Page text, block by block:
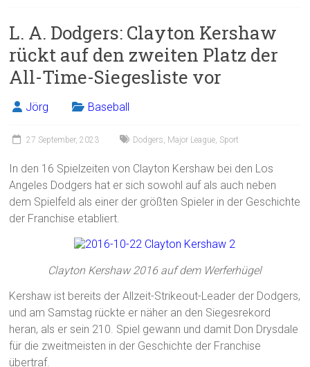
L. A. Dodgers: Clayton Kershaw
rückt auf den zweiten Platz der
All-Time-Siegesliste vor
Jörg Baseball
27 September, 2023 Dodgers, Major League, Sport
In den 16 Spielzeiten von Clayton Kershaw bei den Los
Angeles Dodgers hat er sich sowohl auf als auch neben
dem Spielfeld als einer der größten Spieler in der Geschichte
der Franchise etabliert.
Clayton Kershaw 2016 auf dem Werferhügel
Kershaw ist bereits der Allzeit-Strikeout-Leader der Dodgers,
und am Samstag rückte er näher an den Siegesrekord
heran, als er sein 210. Spiel gewann und damit Don Drysdale
für die zweitmeisten in der Geschichte der Franchise
übertraf.